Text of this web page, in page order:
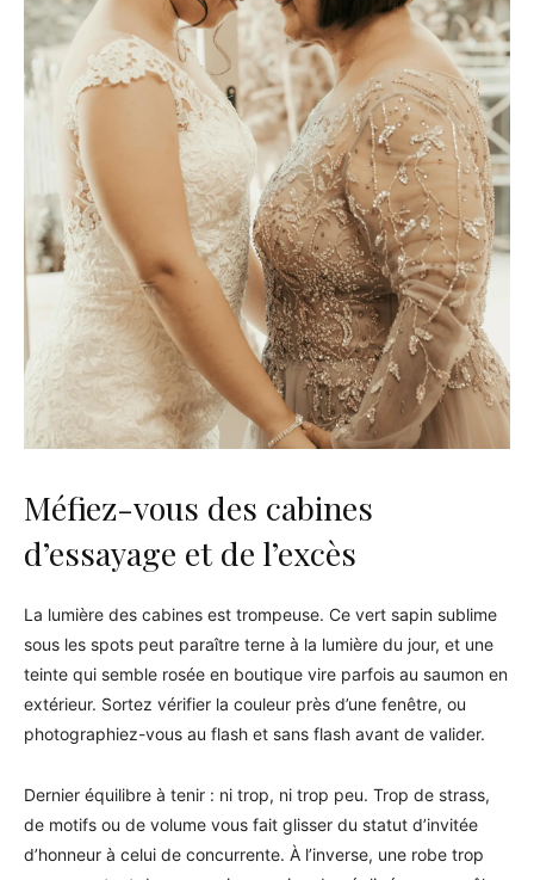
Méfiez-vous des cabines
d’essayage et de l’excès
La lumière des cabines est trompeuse. Ce vert sapin sublime
sous les spots peut paraître terne à la lumière du jour, et une
teinte qui semble rosée en boutique vire parfois au saumon en
extérieur. Sortez vérifier la couleur près d’une fenêtre, ou
photographiez-vous au flash et sans flash avant de valider.
Dernier équilibre à tenir : ni trop, ni trop peu. Trop de strass,
de motifs ou de volume vous fait glisser du statut d’invitée
d’honneur à celui de concurrente. À l’inverse, une robe trop